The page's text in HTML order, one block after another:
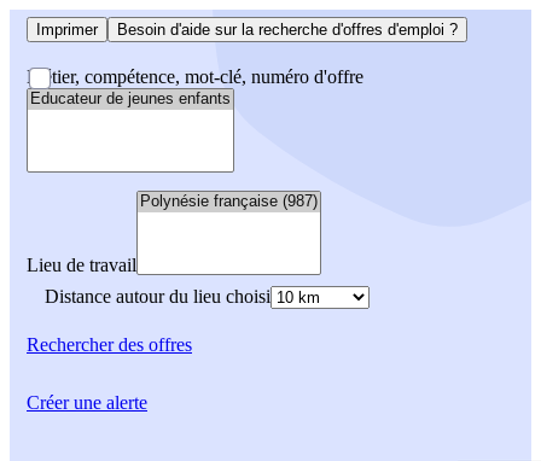
Imprimer Besoin d'aide sur la recherche d'offres d'emploi ?
Métier, compétence, mot-clé, numéro d'offre
Lieu de travail
Distance autour du lieu choisi
Rechercherdes offres
Créer une alerte